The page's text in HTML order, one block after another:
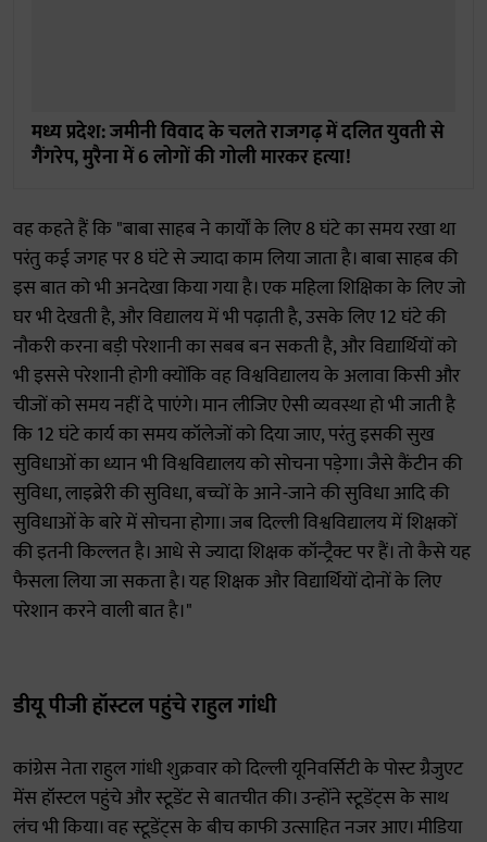
मध्य प्रदेश: जमीनी विवाद के चलते राजगढ़ में दलित युवती से
गैंगरेप, मुरैना में 6 लोगों की गोली मारकर हत्या!
वह कहते हैं कि "बाबा साहब ने कार्यों के लिए 8 घंटे का समय रखा था
परंतु कई जगह पर 8 घंटे से ज्यादा काम लिया जाता है। बाबा साहब की
इस बात को भी अनदेखा किया गया है। एक महिला शिक्षिका के लिए जो
घर भी देखती है, और विद्यालय में भी पढ़ाती है, उसके लिए 12 घंटे की
नौकरी करना बड़ी परेशानी का सबब बन सकती है, और विद्यार्थियों को
भी इससे परेशानी होगी क्योंकि वह विश्वविद्यालय के अलावा किसी और
चीजों को समय नहीं दे पाएंगे। मान लीजिए ऐसी व्यवस्था हो भी जाती है
कि 12 घंटे कार्य का समय कॉलेजों को दिया जाए, परंतु इसकी सुख
सुविधाओं का ध्यान भी विश्वविद्यालय को सोचना पड़ेगा। जैसे कैंटीन की
सुविधा, लाइब्रेरी की सुविधा, बच्चों के आने-जाने की सुविधा आदि की
सुविधाओं के बारे में सोचना होगा। जब दिल्ली विश्वविद्यालय में शिक्षकों
की इतनी किल्लत है। आधे से ज्यादा शिक्षक कॉन्ट्रैक्ट पर हैं। तो कैसे यह
फैसला लिया जा सकता है। यह शिक्षक और विद्यार्थियों दोनों के लिए
परेशान करने वाली बात है।"
डीयू पीजी हॉस्टल पहुंचे राहुल गांधी
कांग्रेस नेता राहुल गांधी शुक्रवार को दिल्ली यूनिवर्सिटी के पोस्ट ग्रैजुएट
मेंस हॉस्टल पहुंचे और स्टूडेंट से बातचीत की। उन्होंने स्टूडेंट्स के साथ
लंच भी किया। वह स्टूडेंट्स के बीच काफी उत्साहित नजर आए। मीडिया